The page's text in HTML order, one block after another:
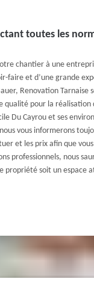
toutes les
chantier à une
faire et d’une grande
Renovation Tarnaise
qualité pour la réalisation
Du Cayrou et ses
vous informerons
et les prix afin que
professionnels, nous
propriété soit un espace